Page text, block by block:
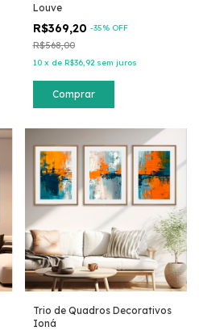
Louve
R$369,20 -35% OFF
R$568,00
10 x de R$36,92 sem juros
Comprar
Trio de Quadros Decorativos
Ioná